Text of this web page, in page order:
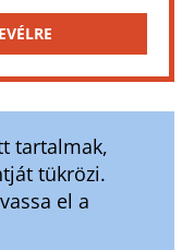
tartalmak,
tükrözi.
el a